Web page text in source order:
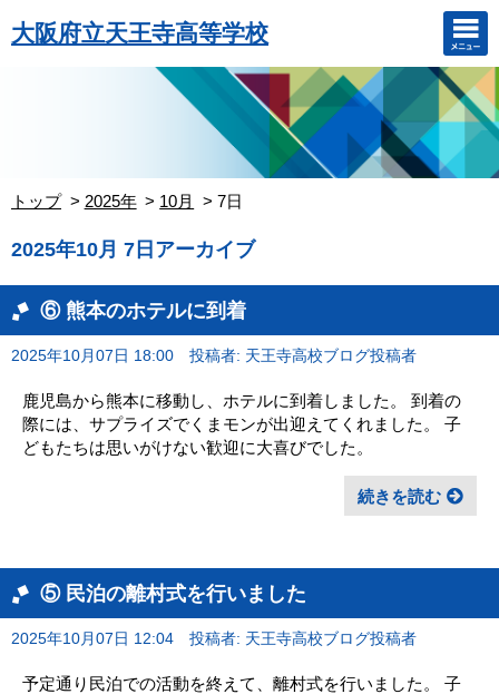
大阪府立天王寺高等学校
トップ 2025年 10月 7日
2025年10月 7日アーカイブ
⑥ 熊本のホテルに到着
2025年10月07日 18:00 投稿者: 天王寺高校ブログ投稿者
鹿児島から熊本に移動し、ホテルに到着しました。 到着の
際には、サプライズでくまモンが出迎えてくれました。 子
どもたちは思いがけない歓迎に大喜びでした。
続きを読む
⑤ 民泊の離村式を行いました
2025年10月07日 12:04 投稿者: 天王寺高校ブログ投稿者
予定通り民泊での活動を終えて、離村式を行いました。 子